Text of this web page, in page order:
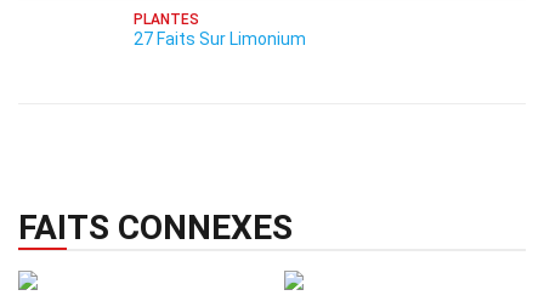
PLANTES
27 Faits Sur Limonium
FAITS CONNEXES